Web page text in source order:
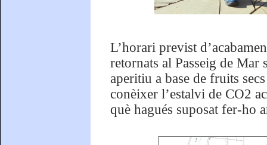
L’horari previst
retornats al Passeig de
aperitiu a base de fruits
conèixer l’estalvi de CO2
què hagués suposat fer-ho